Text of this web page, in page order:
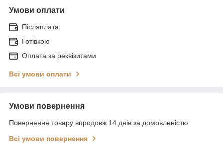
Умови оплати
Післяплата
Готівкою
Оплата за реквізитами
Всі умови оплати
Умови повернення
Повернення товару впродовж 14 днів за домовленістю
Всі умови повернення